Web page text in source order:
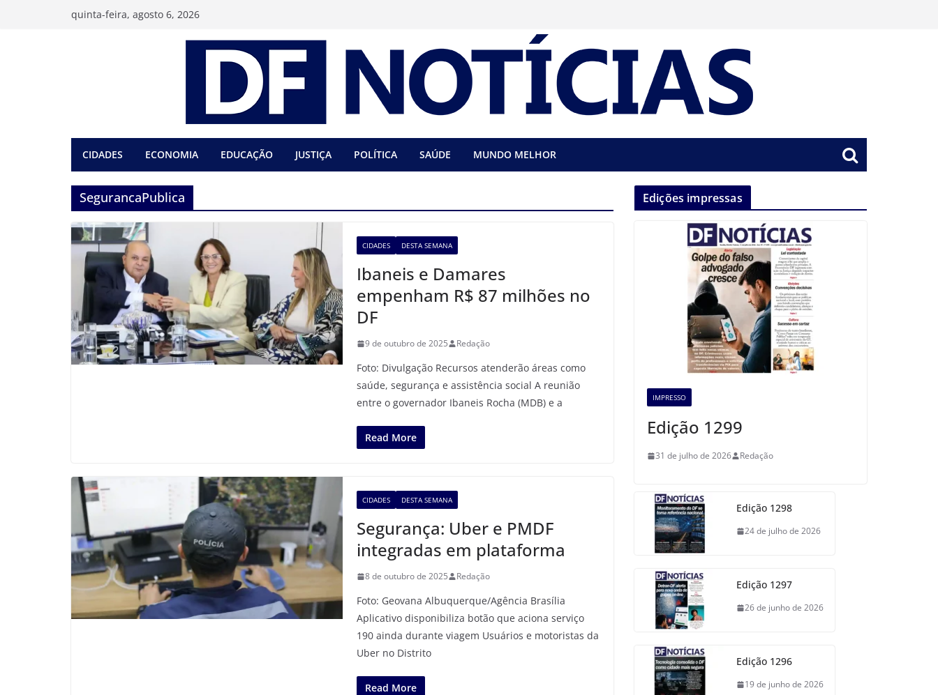
quinta-feira, agosto 6, 2026
CIDADES ECONOMIA EDUCAÇÃO JUSTIÇA POLÍTICA SAÚDE MUNDO MELHOR
SegurancaPublica
CIDADES DESTA SEMANA
Ibaneis e Damares
empenham R$ 87 milhões no
DF
9 de outubro de 2025 Redação
Foto: Divulgação Recursos atenderão áreas como
saúde, segurança e assistência social A reunião
entre o governador Ibaneis Rocha (MDB) e a
Read More
CIDADES DESTA SEMANA
Segurança: Uber e PMDF
integradas em plataforma
8 de outubro de 2025 Redação
Foto: Geovana Albuquerque/Agência Brasília
Aplicativo disponibiliza botão que aciona serviço
190 ainda durante viagem Usuários e motoristas da
Uber no Distrito
Read More
Edições impressas
IMPRESSO
Edição 1299
31 de julho de 2026 Redação
Edição 1298
24 de julho de 2026
Edição 1297
26 de junho de 2026
Edição 1296
19 de junho de 2026